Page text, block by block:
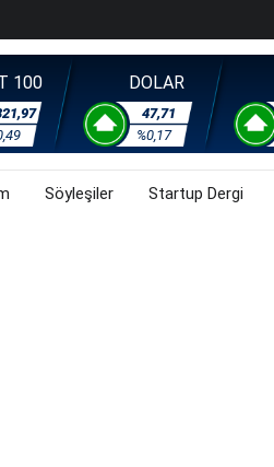
Artırdı
Durum Ne? (31 Temmuz 2026)
100 DOLAR
47,71
%0,17
Söyleşiler Startup Dergi